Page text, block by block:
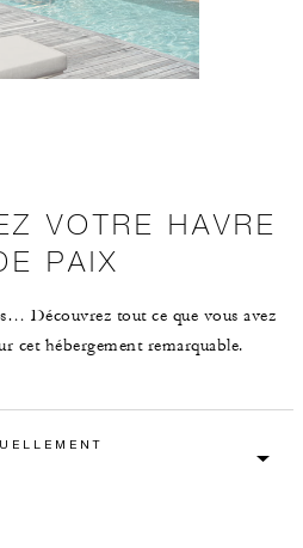
VOTRE HAVRE
PAIX
Découvrez tout ce que vous avez
cet hébergement remarquable.